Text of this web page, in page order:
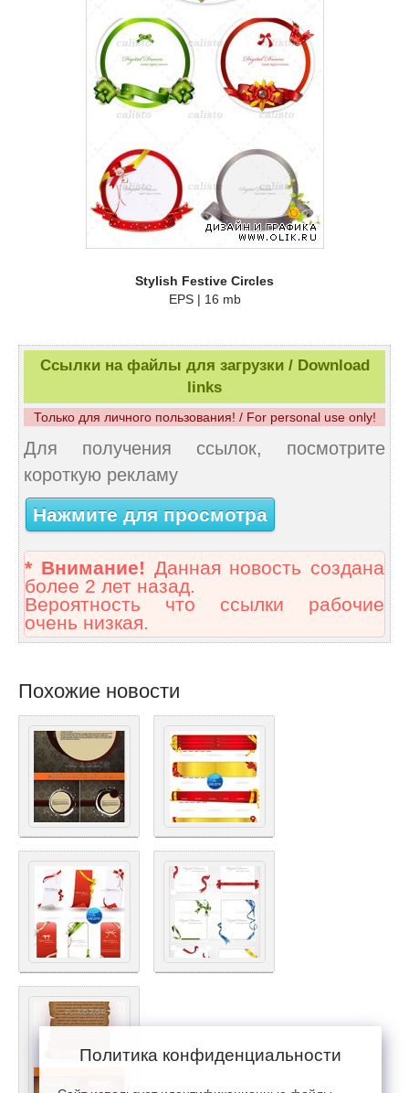
Stylish Festive Circles
EPS | 16 mb
Ссылки на файлы для загрузки / Download
links
Только для личного пользования! / For personal use only!
Для получения ссылок, посмотрите
короткую рекламу
Нажмите для просмотра
* Внимание! Данная новость создана
более 2 лет назад.
Вероятность что ссылки рабочие
очень низкая.
Похожие новости
Политика конфиденциальности